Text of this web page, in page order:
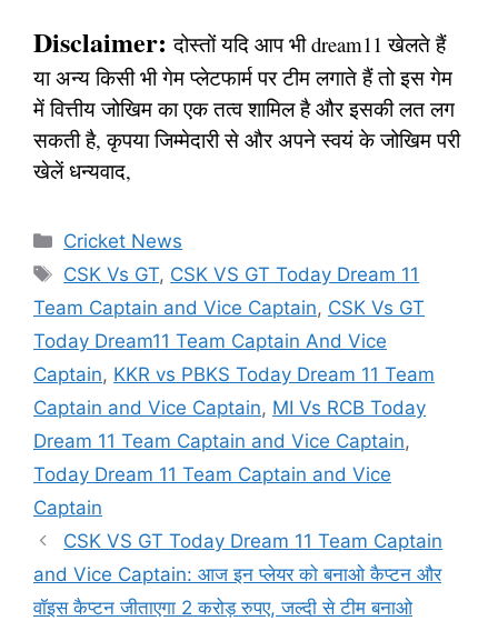
Disclaimer: दोस्तों यदि आप भी dream11 खेलते हैं
या अन्य किसी भी गेम प्लेटफार्म पर टीम लगाते हैं तो इस गेम
में वित्तीय जोखिम का एक तत्व शामिल है और इसकी लत लग
सकती है, कृपया जिम्मेदारी से और अपने स्वयं के जोखिम परी
खेलें धन्यवाद,
Categories
Cricket News
Tags
CSK Vs GT, CSK VS GT Today Dream 11
Team Captain and Vice Captain, CSK Vs GT
Today Dream11 Team Captain And Vice
Captain, KKR vs PBKS Today Dream 11 Team
Captain and Vice Captain, MI Vs RCB Today
Dream 11 Team Captain and Vice Captain,
Today Dream 11 Team Captain and Vice
Captain
CSK VS GT Today Dream 11 Team Captain
and Vice Captain: आज इन प्लेयर को बनाओ कैप्टन और
वॉइस कैप्टन जीताएगा 2 करोड़ रुपए, जल्दी से टीम बनाओ